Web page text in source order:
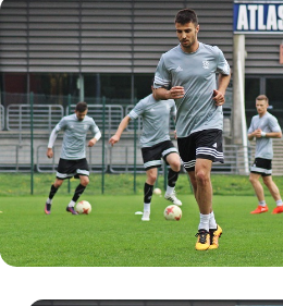
Akademia
Biznes
Dla mediów